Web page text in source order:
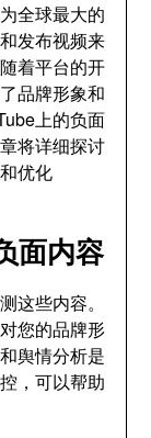
全球最大的
发布视频来
着平台的开
品牌形象和
上的负面
将详细探讨
优化
面内容
这些内容。
您的品牌形
舆情分析是
，可以帮助